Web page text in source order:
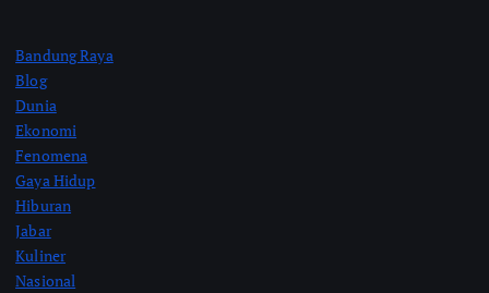
Bandung Raya
Blog
Dunia
Ekonomi
Fenomena
Gaya Hidup
Hiburan
Jabar
Kuliner
Nasional